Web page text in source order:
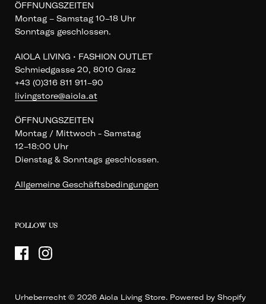
ÖFFNUNGSZEITEN
Montag – Samstag 10–18 Uhr
Sonntags geschlossen.
AIOLA LIVING • FASHION OUTLET
Schmiedgasse 20, 8010 Graz
+43 (0)316 811 911–90
livingstore@aiola.at
ÖFFNUNGSZEITEN
Montag / Mittwoch - Samstag
12–18:00 Uhr
Dienstag & Sonntags geschlossen.
Allgemeine Geschäftsbedingungen
FOLLOW US
Urheberrecht © 2026 Aiola Living Store. Powered by Shopify